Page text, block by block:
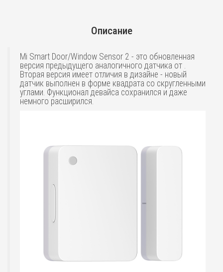
Описание
Mi Smart Door/Window Sensor 2 - это обновленная
версия предыдущего аналогичного датчика от .
Вторая версия имеет отличия в дизайне - новый
датчик выполнен в форме квадрата со скругленными
углами. Функционал девайса сохранился и даже
немного расширился.